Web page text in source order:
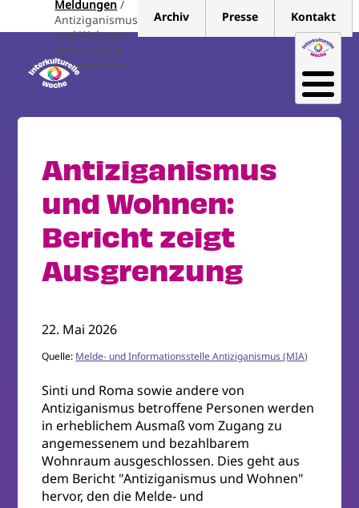
Meldungen
Antiziganismus
und Wohnen:
Bericht Zeigt
Ausgrenzung
Archiv Presse Kontakt
Antiziganismus
und Wohnen:
Bericht zeigt
Ausgrenzung
22. Mai 2026
Quelle: Melde- und Informationsstelle Antiziganismus (MIA)
Sinti und Roma sowie andere von
Antiziganismus betroffene Personen werden
in erheblichem Ausmaß vom Zugang zu
angemessenem und bezahlbarem
Wohnraum ausgeschlossen. Dies geht aus
dem Bericht "Antiziganismus und Wohnen"
hervor, den die Melde- und